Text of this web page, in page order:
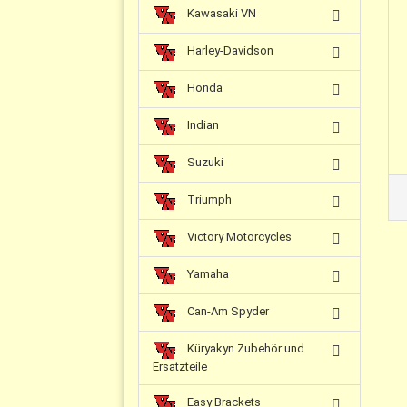
Kawasaki VN
Harley-Davidson
Honda
Indian
Suzuki
Triumph
Victory Motorcycles
Yamaha
Can-Am Spyder
Küryakyn Zubehör und
Ersatzteile
Easy Brackets